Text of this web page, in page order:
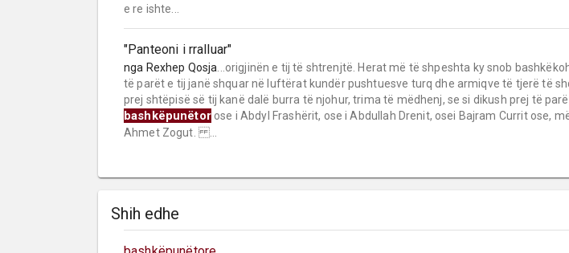
e re ishte...
"Panteoni i rralluar"
nga Rexhep Qosja ...origjinën e tij të shtrenjtë. Herat më të shpeshta ky snob
të parët e tij janë shquar në luftërat kundër pushtuesve turq dhe armiqve të tjerë të
prej shtëpisë së tij kanë dalë burra të njohur, trima të mëdhenj, se si dikush prej të
bashkëpunëtorose i Abdyl Frashërit, ose i Abdullah Drenit, osei Bajram Currit ose,
Ahmet Zogut. ...
Shih edhe